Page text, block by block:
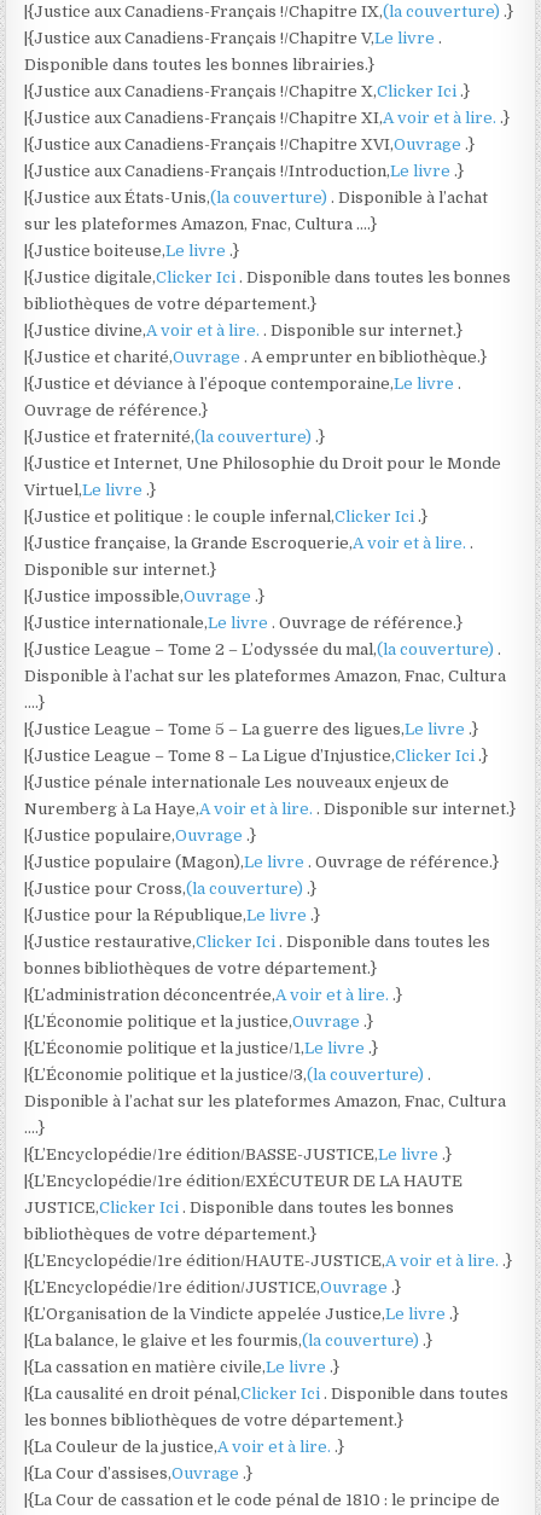
|{Justice aux Canadiens-Français !/Chapitre IX,(la couverture) .}
|{Justice aux Canadiens-Français !/Chapitre V,Le livre .
Disponible dans toutes les bonnes librairies.}
|{Justice aux Canadiens-Français !/Chapitre X,Clicker Ici .}
|{Justice aux Canadiens-Français !/Chapitre XI,A voir et à lire. .}
|{Justice aux Canadiens-Français !/Chapitre XVI,Ouvrage .}
|{Justice aux Canadiens-Français !/Introduction,Le livre .}
|{Justice aux États-Unis,(la couverture) . Disponible à l’achat
sur les plateformes Amazon, Fnac, Cultura ….}
|{Justice boiteuse,Le livre .}
|{Justice digitale,Clicker Ici . Disponible dans toutes les bonnes
bibliothèques de votre département.}
|{Justice divine,A voir et à lire. . Disponible sur internet.}
|{Justice et charité,Ouvrage . A emprunter en bibliothèque.}
|{Justice et déviance à l’époque contemporaine,Le livre .
Ouvrage de référence.}
|{Justice et fraternité,(la couverture) .}
|{Justice et Internet, Une Philosophie du Droit pour le Monde
Virtuel,Le livre .}
|{Justice et politique : le couple infernal,Clicker Ici .}
|{Justice française, la Grande Escroquerie,A voir et à lire. .
Disponible sur internet.}
|{Justice impossible,Ouvrage .}
|{Justice internationale,Le livre . Ouvrage de référence.}
|{Justice League – Tome 2 – L’odyssée du mal,(la couverture) .
Disponible à l’achat sur les plateformes Amazon, Fnac, Cultura
….}
|{Justice League – Tome 5 – La guerre des ligues,Le livre .}
|{Justice League – Tome 8 – La Ligue d’Injustice,Clicker Ici .}
|{Justice pénale internationale Les nouveaux enjeux de
Nuremberg à La Haye,A voir et à lire. . Disponible sur internet.}
|{Justice populaire,Ouvrage .}
|{Justice populaire (Magon),Le livre . Ouvrage de référence.}
|{Justice pour Cross,(la couverture) .}
|{Justice pour la République,Le livre .}
|{Justice restaurative,Clicker Ici . Disponible dans toutes les
bonnes bibliothèques de votre département.}
|{L’administration déconcentrée,A voir et à lire. .}
|{L’Économie politique et la justice,Ouvrage .}
|{L’Économie politique et la justice/1,Le livre .}
|{L’Économie politique et la justice/3,(la couverture) .
Disponible à l’achat sur les plateformes Amazon, Fnac, Cultura
….}
|{L’Encyclopédie/1re édition/BASSE-JUSTICE,Le livre .}
|{L’Encyclopédie/1re édition/EXÉCUTEUR DE LA HAUTE
JUSTICE,Clicker Ici . Disponible dans toutes les bonnes
bibliothèques de votre département.}
|{L’Encyclopédie/1re édition/HAUTE-JUSTICE,A voir et à lire. .}
|{L’Encyclopédie/1re édition/JUSTICE,Ouvrage .}
|{L’Organisation de la Vindicte appelée Justice,Le livre .}
|{La balance, le glaive et les fourmis,(la couverture) .}
|{La cassation en matière civile,Le livre .}
|{La causalité en droit pénal,Clicker Ici . Disponible dans toutes
les bonnes bibliothèques de votre département.}
|{La Couleur de la justice,A voir et à lire. .}
|{La Cour d’assises,Ouvrage .}
|{La Cour de cassation et le code pénal de 1810 : le principe de